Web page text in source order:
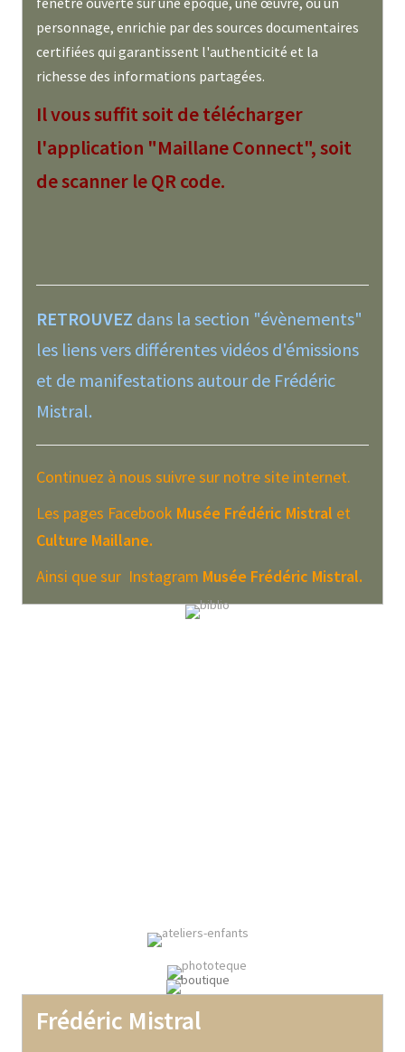
personnage, enrichie par des sources documentaires
certifiées qui garantissent l'authenticité et la
richesse des informations partagées.
Il vous suffit soit de télécharger
l'application "Maillane Connect", soit
de scanner le QR code.
RETROUVEZ dans la section "évènements"
les liens vers différentes vidéos d'émissions
et de manifestations autour de Frédéric
Mistral.
Continuez à nous suivre sur notre site internet.
Les pages Facebook Musée Frédéric Mistral et
Culture Maillane.
Ainsi que sur Instagram Musée Frédéric Mistral.
Frédéric Mistral